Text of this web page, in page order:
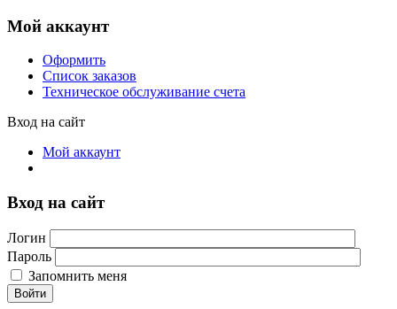
Мой аккаунт
Оформить
Список заказов
Техническое обслуживание счета
Вход на сайт
Мой аккаунт
Вход на сайт
Логин
Пароль
Запомнить меня
Войти